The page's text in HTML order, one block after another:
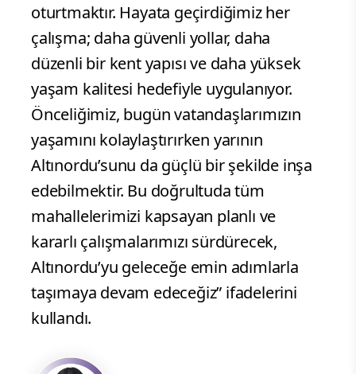
oturtmaktır. Hayata geçirdiğimiz her
çalışma; daha güvenli yollar, daha
düzenli bir kent yapısı ve daha yüksek
yaşam kalitesi hedefiyle uygulanıyor.
Önceliğimiz, bugün vatandaşlarımızın
yaşamını kolaylaştırırken yarının
Altınordu’sunu da güçlü bir şekilde inşa
edebilmektir. Bu doğrultuda tüm
mahallelerimizi kapsayan planlı ve
kararlı çalışmalarımızı sürdürecek,
Altınordu’yu geleceğe emin adımlarla
taşımaya devam edeceğiz” ifadelerini
kullandı.